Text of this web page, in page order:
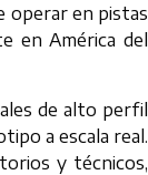
operar en pistas
en América del
de alto perfil
a escala real.
y técnicos,